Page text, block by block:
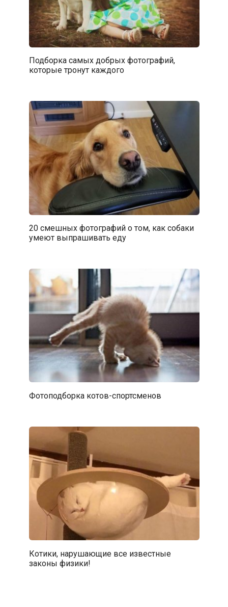
Подборка самых добрых фотографий,
которые тронут каждого
20 смешных фотографий о том, как собаки
умеют выпрашивать еду
Фотоподборка котов-спортсменов
Котики, нарушающие все известные
законы физики!